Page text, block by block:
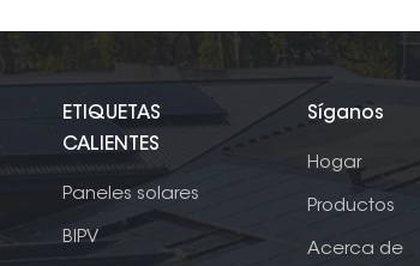
ETIQUETAS
CALIENTES
Paneles solares
BIPV
Síganos
Hogar
Productos
Acerca de